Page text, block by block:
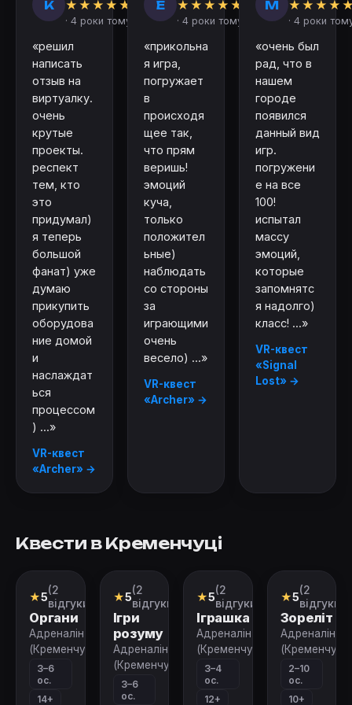
К ★ ★ ★ ★ ★
· 4 роки тому
«решил
написать
отзыв на
виртуалку.
очень
крутые
проекты.
респект
тем, кто
это
придумал)
я теперь
большой
фанат) уже
думаю
прикупить
оборудова
ние домой
и
наслаждат
ься
процессом
) ...»
VR-квест
«Archer» →
Е ★ ★ ★ ★ ★
· 4 роки тому
«прикольна
я игра,
погружает
в
происходя
щее так,
что прям
веришь!
эмоций
куча,
только
положител
ьные)
наблюдать
со стороны
за
играющими
очень
весело) ...»
VR-квест
«Archer» →
М ★ ★ ★ ★
· 4 роки
«очень был
рад, что в
нашем
городе
появился
данный вид
игр.
погружени
е на все
100!
испытал
массу
эмоций,
которые
запомнятс
я надолго)
класс! ...»
VR-квест
«Signal
Lost» →
Квести в Кременчуці
Квест
★5(2
відгуки)
Органи
Адреналін
(Кременчук)
3–6
ос.
14+
Квест
★5(2
відгуки)
Ігри
розуму
Адреналін
(Кременчук)
3–6
ос.
Квест
★5(2
відгуки)
Іграшка
Адреналін
(Кременчук)
3–4
ос.
12+
Квест
★5(2
відгуки)
Зореліт
Адреналін
(Кременчук)
2–10
ос.
10+